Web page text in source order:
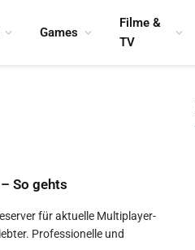
Games
Filme &
TV
So gehts
für aktuelle Multiplayer-
Professionelle und